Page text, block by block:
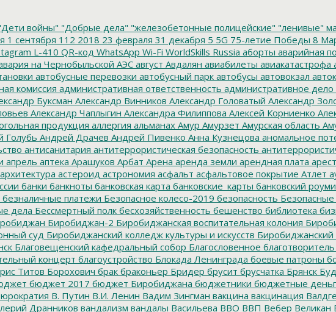
войны" "Добрые дела" "железобетонные полицейские" "ленивые"
1 сентября 112 2018 23 февраля 31 декабря 5 5G 75-летие Победы 8
L-410 QR-код WhatsApp Wi-Fi WorldSkills Russia аборты аварийная
на Чернобыльской АЭС август Авдалян авиабилеты авиакатастрофа
автобусные перевозки автобусный парк автобусы автовокзал
комиссия административная ответственность административное дело
Буксман Александр Винников Александр Головатый Александр
Александр Чаплыгин Александра Филиппова Алексей Корниенко
продукция аллергия альманах Амур Амурзет Амурская область
Голубь Андрей Драчев Андрей Пивенко Анна Кузнецова аномальное
антисанитария антитеррористическая безопасность
апрель аптека Арашуков Арбат Арена аренда земли арендная плата арест
архитектура астероид астрономия асфальт асфальтовое покрытие Атлет
банки банкноты банковская карта банковские_карты банковский
безналичные платежи Безопасное колесо-2019 безопасность
дела Бессмертный полк бесхозяйственность бешенство библиотека
Биробиджан-2 Биробиджанская воспитательная колония
суд Биробиджанский колледж культуры и искусств Биробиджанский
Благовещенский кафедральный собор Благословенное
концерт благоустройство Блокада Ленинграда боевые патроны
Титов Борохович брак браконьер Бридер брусит брусчатка Брянск
бюджет 2017 бюджет Биробиджана бюджетники бюджетные
В. Путин В.И. Ленин Вадим Зингман вакцина вакцинация
Дранников вандализм вандалы Васильева ВВО ВВП Вебер Великан